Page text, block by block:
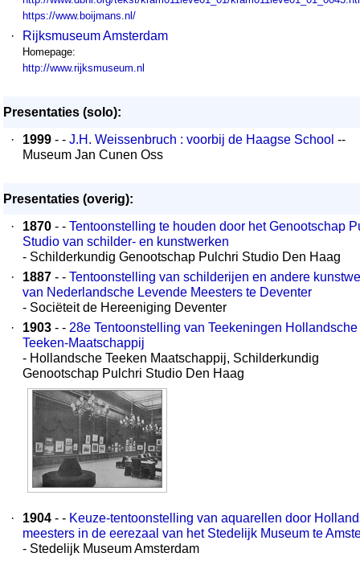
https://www.boijmans.nl/
· Rijksmuseum Amsterdam
Homepage:
http://www.rijksmuseum.nl
Presentaties (solo):
·
1999 - - J.H. Weissenbruch : voorbij de Haagse School --
Museum Jan Cunen Oss
Presentaties (overig):
·
1870 - - Tentoonstelling te houden door het Genootschap
Studio van schilder- en kunstwerken
- Schilderkundig Genootschap Pulchri Studio Den Haag
·
1887 - - Tentoonstelling van schilderijen en andere
van Nederlandsche Levende Meesters te Deventer
- Sociëteit de Hereeniging Deventer
·
1903 - - 28e Tentoonstelling van Teekeningen Hollandsche
Teeken-Maatschappij
- Hollandsche Teeken Maatschappij, Schilderkundig
Genootschap Pulchri Studio Den Haag
· 1904 - - Keuze-tentoonstelling van aquarellen door
meesters in de eerezaal van het Stedelijk Museum te
- Stedelijk Museum Amsterdam